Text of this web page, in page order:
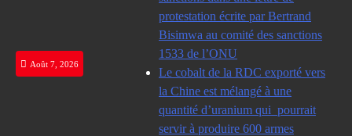
Août 7, 2026
protestation écrite par Bertrand
Bisimwa au comité des sanctions
1533 de l’ONU
Le cobalt de la RDC exporté vers
la Chine est mélangé à une
quantité d’uranium qui pourrait
servir à produire 600 armes